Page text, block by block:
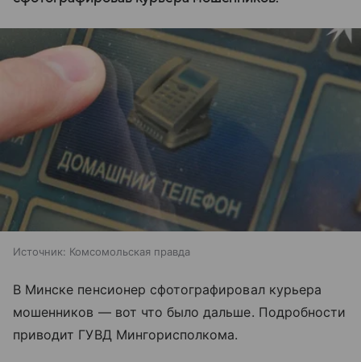
Источник: Комсомольская правда
В Минске пенсионер сфотографировал курьера
мошенников — вот что было дальше. Подробности
приводит ГУВД Мингорисполкома.